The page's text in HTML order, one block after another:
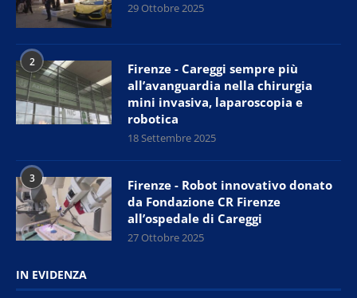
29 Ottobre 2025
2
Firenze - Careggi sempre più
all’avanguardia nella chirurgia
mini invasiva, laparoscopia e
robotica
18 Settembre 2025
3
Firenze - Robot innovativo donato
da Fondazione CR Firenze
all’ospedale di Careggi
27 Ottobre 2025
IN EVIDENZA